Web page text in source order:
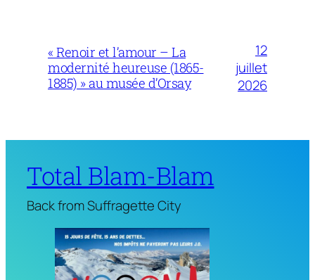
« Renoir et l’amour – La
modernité heureuse (1865-
1885) » au musée d’Orsay
12
juillet
2026
Total Blam-Blam
Back from Suffragette City